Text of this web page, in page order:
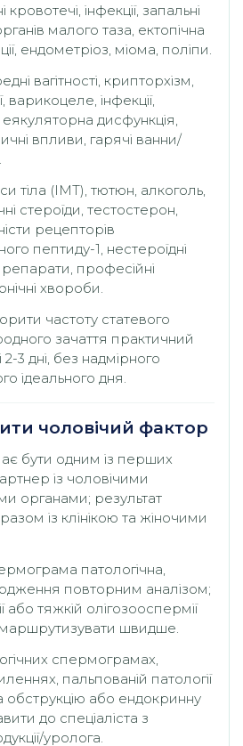
інфекції, запальні
малого таза, ектопічна
ендометріоз, міома, поліпи.
вагітності, крипторхізм,
варикоцеле, інфекції,
дисфункція,
впливи, гарячі ванни/
тіла (ІМТ), тютюн, алкоголь,
стероїди, тестостерон,
рецепторів
пептиду-1, нестероїдні
професійні
хвороби.
частоту статевого
зачаття практичний
3 дні, без надмірного
ідеального дня.
чоловічий фактор
бути одним із перших
із чоловічими
органами; результат
із клінікою та жіночими
патологічна,
повторним аналізом;
тяжкій олігозооспермії
швидше.
спермограмах,
пальпованій патології
обструкцію або ендокринну
до спеціаліста з
уролога.